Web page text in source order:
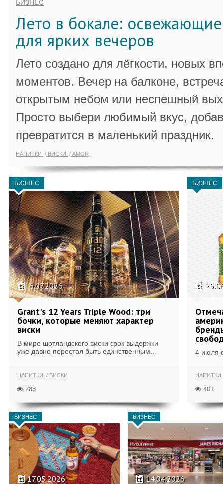
БИЗНЕС
Лето в бокале:
для ярких вечеров
Лето создано для лёгкости, новых
моментов. Вечер на балконе,
открытым небом или неспешный
Просто выбери любимый вкус,
превратится в маленький праздник.
НАПИТКИ ВИСКИ AMOR
БИЗНЕС
6.07.2026
Grant's 12 Years Triple Wood: три
бочки, которые меняют характер
виски
В мире шотландского виски срок выдержки
уже давно перестал быть единственным...
НАПИТКИ ВИСКИ
283
БИЗНЕС
4 июля
НАПИТКИ
401
БИЗНЕС
17.05.2026
БИЗНЕС
14.04.2026